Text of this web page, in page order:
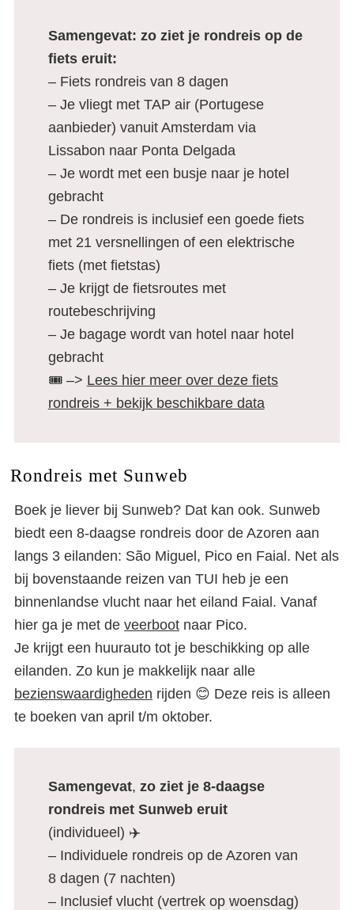
Samengevat: zo ziet je rondreis op de
fiets eruit:
– Fiets rondreis van 8 dagen
– Je vliegt met TAP air (Portugese
aanbieder) vanuit Amsterdam via
Lissabon naar Ponta Delgada
– Je wordt met een busje naar je hotel
gebracht
– De rondreis is inclusief een goede fiets
met 21 versnellingen of een elektrische
fiets (met fietstas)
– Je krijgt de fietsroutes met
routebeschrijving
– Je bagage wordt van hotel naar hotel
gebracht
🎟️ –> Lees hier meer over deze fiets
rondreis + bekijk beschikbare data
Rondreis met Sunweb
Boek je liever bij Sunweb? Dat kan ook. Sunweb
biedt een 8-daagse rondreis door de Azoren aan
langs 3 eilanden: São Miguel, Pico en Faial. Net als
bij bovenstaande reizen van TUI heb je een
binnenlandse vlucht naar het eiland Faial. Vanaf
hier ga je met de veerboot naar Pico.
Je krijgt een huurauto tot je beschikking op alle
eilanden. Zo kun je makkelijk naar alle
bezienswaardigheden rijden 😊 Deze reis is alleen
te boeken van april t/m oktober.
Samengevat, zo ziet je 8-daagse
rondreis met Sunweb eruit
(individueel) ✈️
– Individuele rondreis op de Azoren van
8 dagen (7 nachten)
– Inclusief vlucht (vertrek op woensdag)